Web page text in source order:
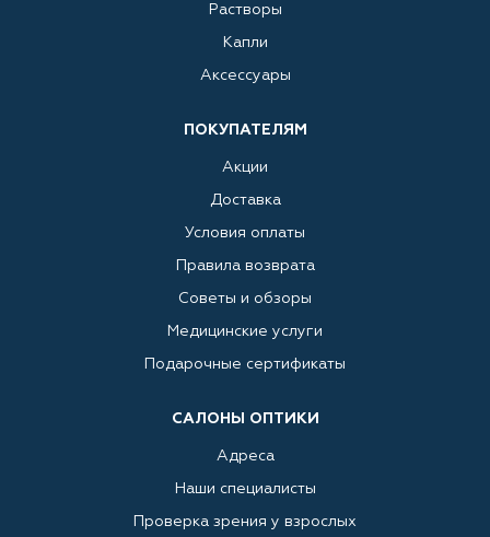
Растворы
Капли
Аксессуары
ПОКУПАТЕЛЯМ
Акции
Доставка
Условия оплаты
Правила возврата
Советы и обзоры
Медицинские услуги
Подарочные сертификаты
САЛОНЫ ОПТИКИ
Адреса
Наши специалисты
Проверка зрения у взрослых